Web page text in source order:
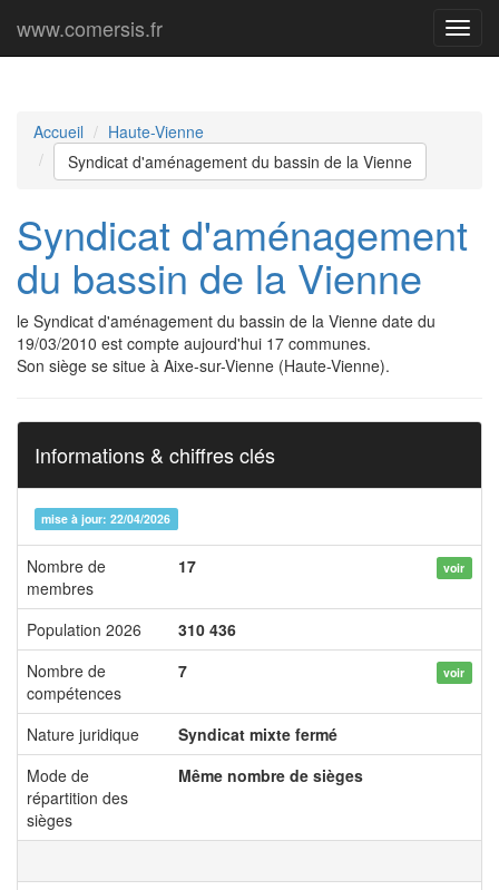
Menu
www.comersis.fr
Accueil
Haute-Vienne
Syndicat d'aménagement du bassin de la Vienne
Syndicat d'aménagement
du bassin de la Vienne
le Syndicat d'aménagement du bassin de la Vienne date du
19/03/2010 est compte aujourd'hui 17 communes.
Son siège se situe à Aixe-sur-Vienne (Haute-Vienne).
Informations & chiffres clés
mise à jour: 22/04/2026
Nombre de
membres
17 voir
Population 2026
310 436
Nombre de
compétences
7 voir
Nature juridique
Syndicat mixte fermé
Mode de
répartition des
sièges
Même nombre de sièges